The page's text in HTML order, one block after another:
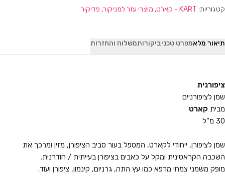
קטגוריות: KART - קארט , מוצרי עזר למניקור, פדיקור
תיאור מלאמפרט טכניביקורותמשלוח והחזרות
ציפורנית
שמן לציפורניים
מבית קארט
30 מ"ל
שמן לציפורן, ייחודי לקארט, המטפל בעור סביב הציפורן, מזין ומרכך את
השכבה הקראטינית ומקל על כאבים בציפורן בעייתית / חודרנית.
מופק משמני צמחי מרפא כמו עץ התה, גרניום, קינמון, ציפורן ועוד.